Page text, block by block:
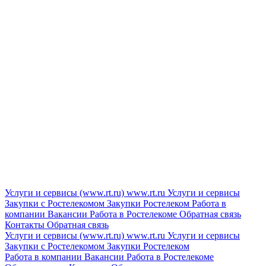
Услуги и сервисы (www.rt.ru) www.rt.ru Услуги и сервисы
Закупки с Ростелекомом Закупки Ростелеком Работа в
компании Вакансии Работа в Ростелекоме Обратная связь
Контакты Обратная связь
Услуги и сервисы (www.rt.ru) www.rt.ru Услуги и сервисы
Закупки с Ростелекомом Закупки Ростелеком
Работа в компании Вакансии Работа в Ростелекоме